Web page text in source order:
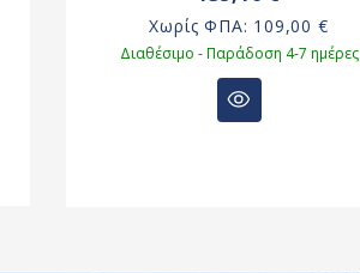
Χωρίς ΦΠΑ: 109,00 €
Διαθέσιμο - Παράδοση 4-7 ημέρες